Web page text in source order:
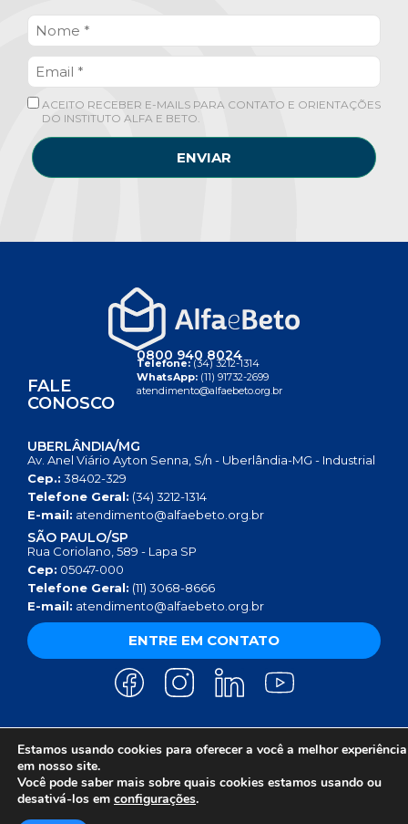
ACEITO RECEBER E-MAILS PARA CONTATO E ORIENTAÇÕES
DO INSTITUTO ALFA E BETO.
ENVIAR
FALE
CONOSCO
0800 940 8024
Telefone:(34) 3212-1314
WhatsApp: (11) 91732-2699
atendimento@alfaebeto.org.br
UBERLÂNDIA/MG
Av. Anel Viário Ayton Senna, S/n - Uberlândia-MG - Industrial
Cep.: 38402-329
Telefone Geral: (34) 3212-1314
E-mail: atendimento@alfaebeto.org.br
SÃO PAULO/SP
Rua Coriolano, 589 - Lapa SP
Cep: 05047-000
Telefone Geral: (11) 3068-8666
E-mail: atendimento@alfaebeto.org.br
ENTRE EM CONTATO
AVISO DE PRIVACIDADE POLÍTICA DE PRIVACIDADE
AVISO SOBRE COOKIES
COPYRIGHT 2025 © INSTITUTO ALFA E BETO - 08.458.084/0001-13
Estamos usando cookies para oferecer a você a melhor experiência
em nosso site.
Você pode saber mais sobre quais cookies estamos usando ou
desativá-los em configurações.